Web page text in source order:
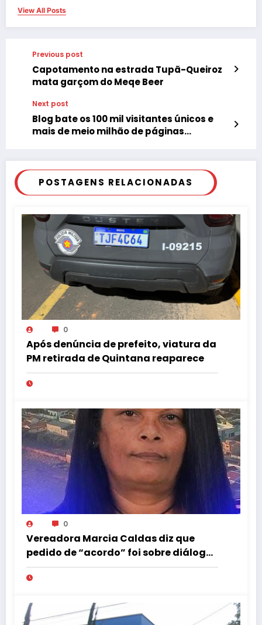
View All Posts
Previous post
Capotamento na estrada Tupã-Queiroz
mata garçom do Meqe Beer
Next post
Blog bate os 100 mil visitantes únicos e
mais de meio milhão de páginas
POSTAGENS RELACIONADAS
0
Após denúncia de prefeito, viatura da
PM retirada de Quintana reaparece
0
Vereadora Marcia Caldas diz que
pedido de “acordo” foi sobre diálogo
institucional